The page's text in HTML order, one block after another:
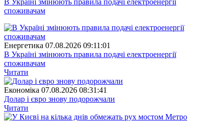
В Україні змінюють правила подачі електроенергії
споживачам
Енергетика 07.08.2026 09:11:01
В Україні змінюють правила подачі електроенергії
споживачам
Читати
Економіка 07.08.2026 08:31:41
Долар і євро знову подорожчали
Читати